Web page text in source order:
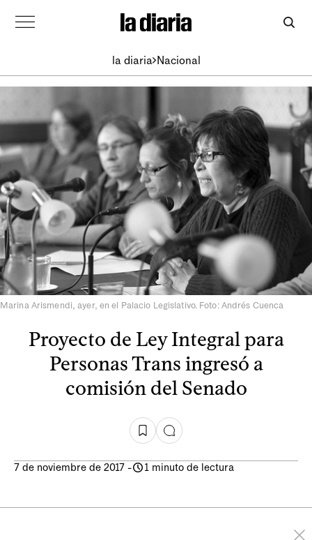
la diaria Nacional
Marina Arismendi, ayer, en el Palacio Legislativo. Foto: Andrés Cuenca
Proyecto de Ley Integral para
Personas Trans ingresó a
comisión del Senado
7 de noviembre de 2017 - 1 minuto de lectura